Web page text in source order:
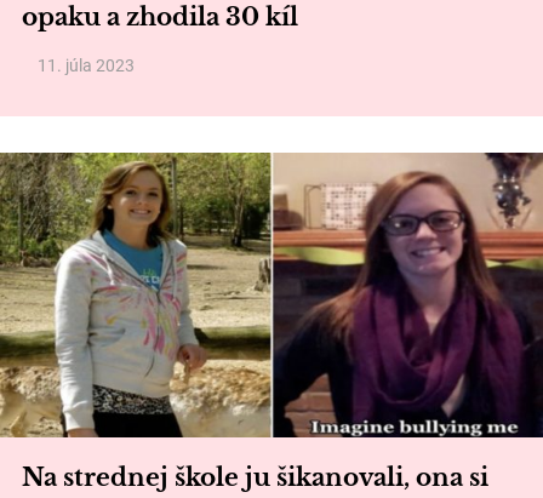
opaku a zhodila 30 kíl
11. júla 2023
Na strednej škole ju šikanovali, ona si